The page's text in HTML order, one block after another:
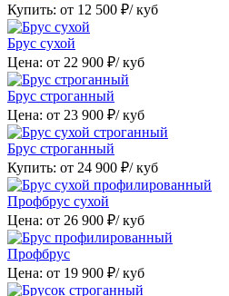
Купить: от 12 500 ₽/ куб
Брус сухой
Цена: от 22 900 ₽/ куб
Брус строганный
Цена: от 23 900 ₽/ куб
Брус строганный
Купить: от 24 900 ₽/ куб
Профбрус сухой
Цена: от 26 900 ₽/ куб
Профбрус
Цена: от 19 900 ₽/ куб